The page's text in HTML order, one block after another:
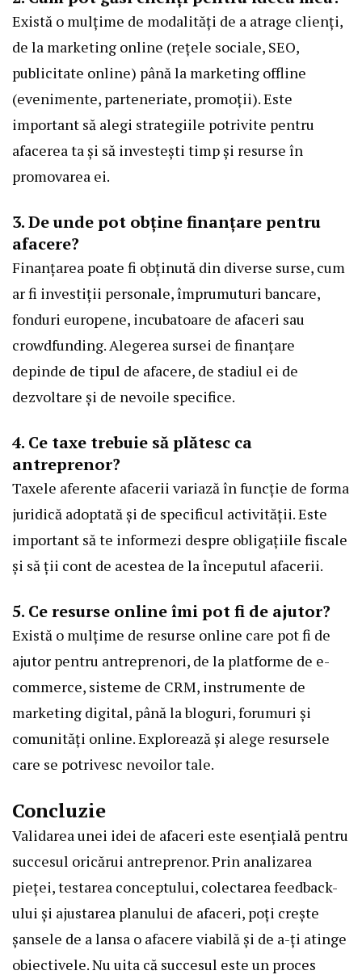
Există o mulțime de modalități de a atrage clienți,
de la marketing online (rețele sociale, SEO,
publicitate online) până la marketing offline
(evenimente, parteneriate, promoții). Este
important să alegi strategiile potrivite pentru
afacerea ta și să investești timp și resurse în
promovarea ei.
3. De unde pot obține finanțare pentru
afacere?
Finanțarea poate fi obținută din diverse surse, cum
ar fi investiții personale, împrumuturi bancare,
fonduri europene, incubatoare de afaceri sau
crowdfunding. Alegerea sursei de finanțare
depinde de tipul de afacere, de stadiul ei de
dezvoltare și de nevoile specifice.
4. Ce taxe trebuie să plătesc ca
antreprenor?
Taxele aferente afacerii variază în funcție de forma
juridică adoptată și de specificul activității. Este
important să te informezi despre obligațiile fiscale
și să ții cont de acestea de la începutul afacerii.
5. Ce resurse online îmi pot fi de ajutor?
Există o mulțime de resurse online care pot fi de
ajutor pentru antreprenori, de la platforme de e-
commerce, sisteme de CRM, instrumente de
marketing digital, până la bloguri, forumuri și
comunități online. Explorează și alege resursele
care se potrivesc nevoilor tale.
Concluzie
Validarea unei idei de afaceri este esențială pentru
succesul oricărui antreprenor. Prin analizarea
pieței, testarea conceptului, colectarea feedback-
ului și ajustarea planului de afaceri, poți crește
șansele de a lansa o afacere viabilă și de a-ți atinge
obiectivele. Nu uita că succesul este un proces